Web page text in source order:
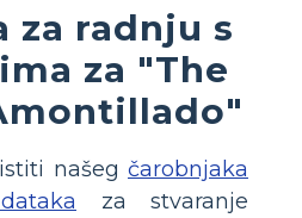
za radnju s
za "The
našeg čarobnjaka
za stvaranje